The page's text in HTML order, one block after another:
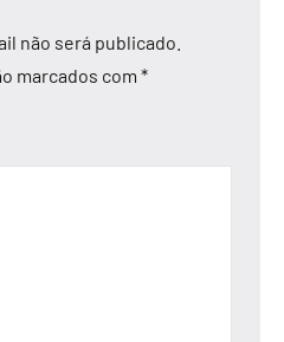
não será publicado.
marcados com *